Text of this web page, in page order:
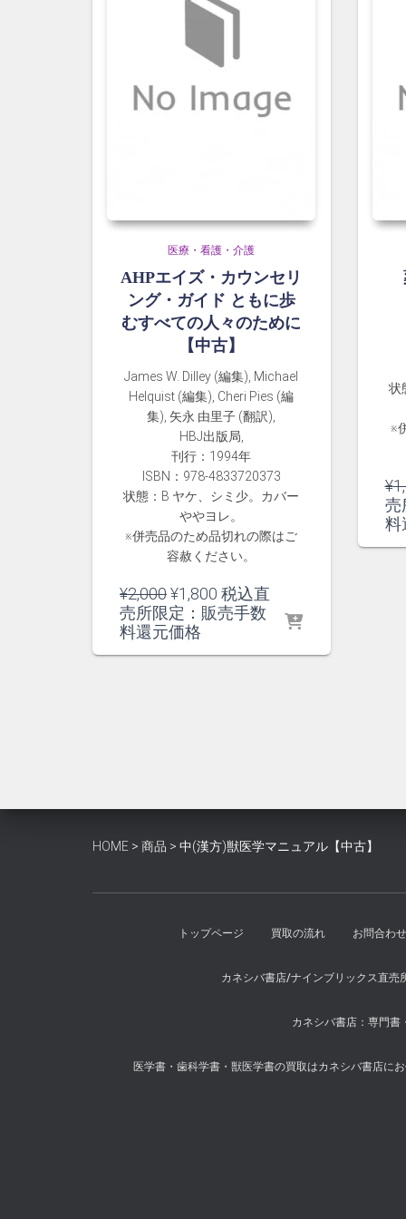
医療・看護・介護
AHPエイズ・カウンセリ
ング・ガイド ともに歩
むすべての人々のために
【中古】
James W. Dilley (編集), Michael
Helquist (編集), Cheri Pies (編
集), 矢永 由里子 (翻訳),
HBJ出版局,
刊行：1994年
ISBN：978-4833720373
状態：B ヤケ、シミ少。カバー
ややヨレ。
※併売品のため品切れの際はご
容赦ください。
¥2,000元
の
価
¥1,800 現
在
税込直
売所限定：販売手数
料還元価格
状
※
¥
売
料
HOME > 商品 > 中(漢方)獣医学マニュアル【中古】
トップページ 買取の流れ お問合わ
カネシバ書店/ナインブリックス直売
カネシバ書店：専門書
医学書・歯科学書・獣医学書の買取はカネシバ書店に